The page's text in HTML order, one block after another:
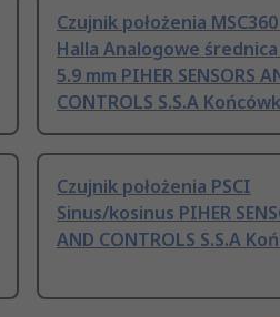
Czujnik położenia
Halla Analogowe średnica
5.9 mm PIHER SENSORS
CONTROLS S.S.A
Czujnik położenia PSCI
Sinus/kosinus PIHER
AND CONTROLS S.S.A